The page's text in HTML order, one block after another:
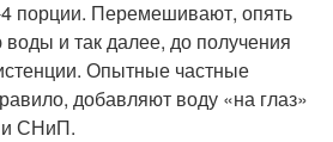
порции. Перемешивают, опять
и так далее, до получения
Опытные частные
добавляют воду «на глаз»
и СНиП.